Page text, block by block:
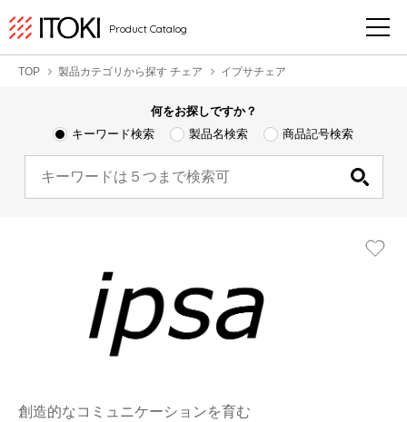
Product Catalog
TOP 製品カテゴリから探す チェア イプサチェア
何をお探しですか？
キーワード検索
製品名検索 商品記号検索
創造的なコミュニケーションを育む